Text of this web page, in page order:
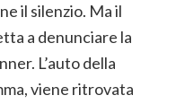
il silenzio. Ma il
a denunciare la
L’auto della
viene ritrovata